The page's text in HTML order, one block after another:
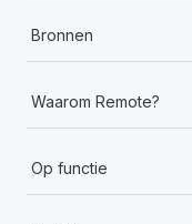
Bronnen
Waarom Remote?
Op functie